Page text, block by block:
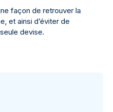
façon de retrouver la
et ainsi d’éviter de
devise.